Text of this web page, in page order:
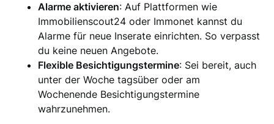
Alarme aktivieren: Auf Plattformen wie
Immobilienscout24 oder Immonet kannst du
Alarme für neue Inserate einrichten. So verpasst
du keine neuen Angebote.
Flexible Besichtigungstermine: Sei bereit, auch
unter der Woche tagsüber oder am
Wochenende Besichtigungstermine
wahrzunehmen.